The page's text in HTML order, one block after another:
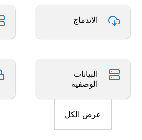
الاندماج
البيانات
الوصفية
عرض الكل